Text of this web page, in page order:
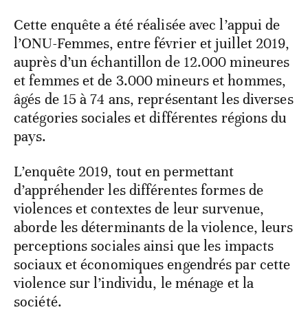
Cette enquête a été réalisée avec l’appui de
l’ONU-Femmes, entre février et juillet 2019,
auprès d’un échantillon de 12.000 mineures
et femmes et de 3.000 mineurs et hommes,
âgés de 15 à 74 ans, représentant les diverses
catégories sociales et différentes régions du
pays.
L’enquête 2019, tout en permettant
d’appréhender les différentes formes de
violences et contextes de leur survenue,
aborde les déterminants de la violence, leurs
perceptions sociales ainsi que les impacts
sociaux et économiques engendrés par cette
violence sur l’individu, le ménage et la
société.